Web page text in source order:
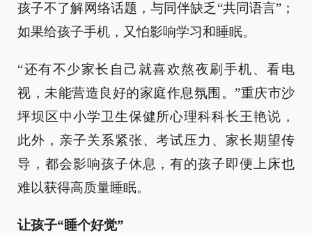
孩子不了解网络话题，与同伴缺乏“共同语言”；
如果给孩子手机，又怕影响学习和睡眠。
“还有不少家长自己就喜欢熬夜刷手机、看电
视，未能营造良好的家庭作息氛围。”重庆市沙
坪坝区中小学卫生保健所心理科科长王艳说，
此外，亲子关系紧张、考试压力、家长期望传
导，都会影响孩子休息，有的孩子即便上床也
难以获得高质量睡眠。
让孩子“睡个好觉”